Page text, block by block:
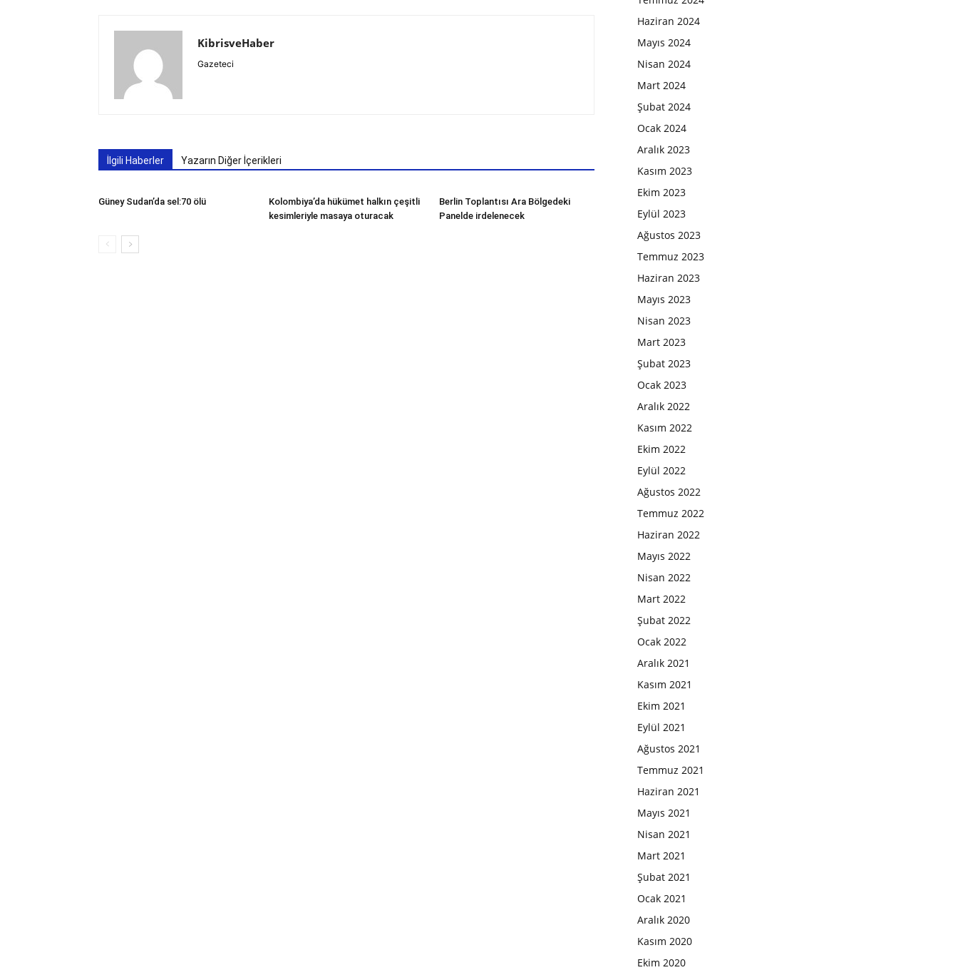
KibrisveHaber
Gazeteci
İlgili Haberler Yazarın Diğer İçerikleri
Güney Sudan’da sel:70 ölü
Kolombiya’da hükümet halkın çeşitli
kesimleriyle masaya oturacak
Berlin Toplantısı Ara Bölgedeki
Panelde irdelenecek
Haziran 2024
Mayıs 2024
Nisan 2024
Mart 2024
Şubat 2024
Ocak 2024
Aralık 2023
Kasım 2023
Ekim 2023
Eylül 2023
Ağustos 2023
Temmuz 2023
Haziran 2023
Mayıs 2023
Nisan 2023
Mart 2023
Şubat 2023
Ocak 2023
Aralık 2022
Kasım 2022
Ekim 2022
Eylül 2022
Ağustos 2022
Temmuz 2022
Haziran 2022
Mayıs 2022
Nisan 2022
Mart 2022
Şubat 2022
Ocak 2022
Aralık 2021
Kasım 2021
Ekim 2021
Eylül 2021
Ağustos 2021
Temmuz 2021
Haziran 2021
Mayıs 2021
Nisan 2021
Mart 2021
Şubat 2021
Ocak 2021
Aralık 2020
Kasım 2020
Ekim 2020